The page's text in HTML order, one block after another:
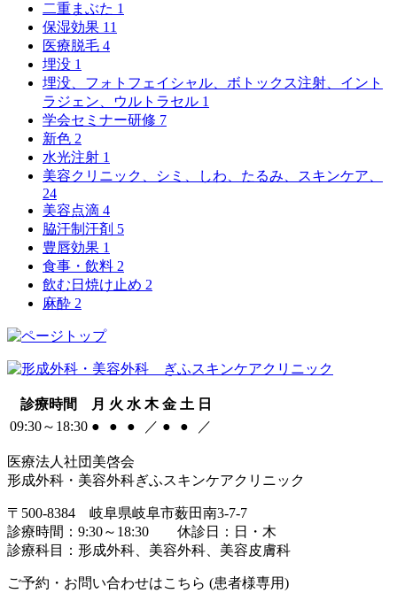
二重まぶた 1
保湿効果 11
医療脱毛 4
埋没 1
埋没、フォトフェイシャル、ボトックス注射、イント
ラジェン、ウルトラセル 1
学会セミナー研修 7
新色 2
水光注射 1
美容クリニック、シミ、しわ、たるみ、スキンケア、
24
美容点滴 4
脇汗制汗剤 5
豊唇効果 1
食事・飲料 2
飲む日焼け止め 2
麻酔 2
診療時間 月 火 水 木 金 土 日
09:30～18:30 ● ● ● ／ ● ● ／
医療法人社団美啓会
形成外科・美容外科ぎふスキンケアクリニック
〒500-8384 岐阜県岐阜市薮田南3-7-7
診療時間：9:30～18:30 休診日：日・木
診療科目：形成外科、美容外科、美容皮膚科
ご予約・お問い合わせはこちら (患者様専用)